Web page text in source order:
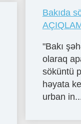
Bakıda
"Bakı
olaraq
söküntü
həyata
urban